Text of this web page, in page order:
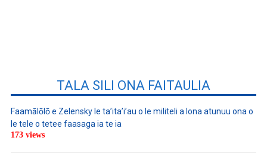
TALA SILI ONA FAITAULIA
Faamālōlō e Zelensky le ta’ita’i’au o le militeli a lona atunuu ona o
le tele o tetee faasaga ia te ia
173 views